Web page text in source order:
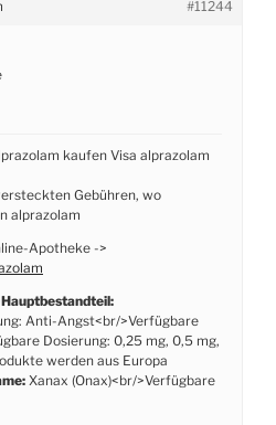
#11244
kaufen Visa alprazolam
Gebühren, wo
alprazolam
Apotheke ->
Hauptbestandteil:
Anti-Angst<br/>Verfügbare
Dosierung: 0,25 mg, 0,5 mg,
werden aus Europa
Xanax (Onax)<br/>Verfügbare